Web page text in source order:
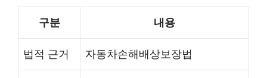
구분 내용
법적 근거 자동차손해배상보장법